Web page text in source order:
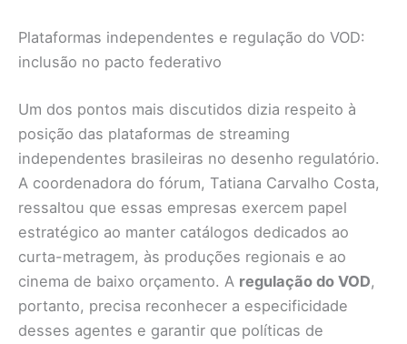
Plataformas independentes e regulação do VOD:
inclusão no pacto federativo
Um dos pontos mais discutidos dizia respeito à
posição das plataformas de streaming
independentes brasileiras no desenho regulatório.
A coordenadora do fórum, Tatiana Carvalho Costa,
ressaltou que essas empresas exercem papel
estratégico ao manter catálogos dedicados ao
curta-metragem, às produções regionais e ao
cinema de baixo orçamento. A regulação do VOD,
portanto, precisa reconhecer a especificidade
desses agentes e garantir que políticas de